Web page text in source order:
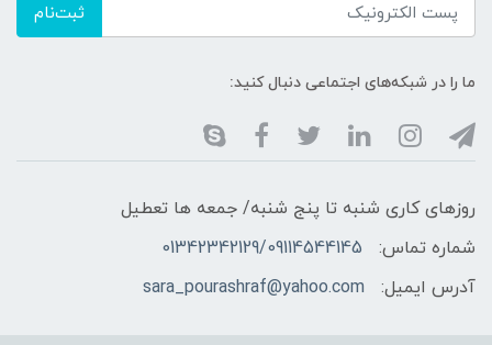
ثبت‌نام
ما را در شبکه‌های اجتماعی دنبال کنید:
روزهای کاری شنبه تا پنج شنبه/ جمعه ها تعطیل
شماره تماس:
01342342129/09114544145
آدرس ایمیل:
sara_pourashraf@yahoo.com